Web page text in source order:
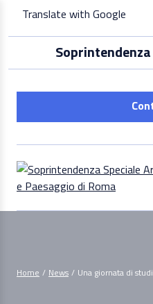
content
Translate with Google
Home / News / Una giornata di